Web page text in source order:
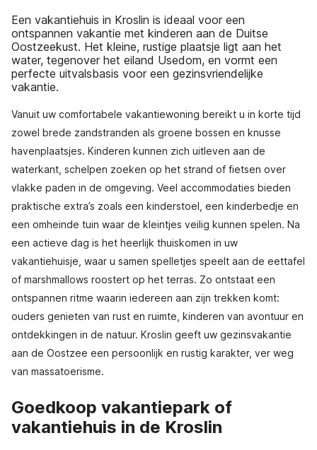
Een vakantiehuis in Kroslin is ideaal voor een
ontspannen vakantie met kinderen aan de Duitse
Oostzeekust. Het kleine, rustige plaatsje ligt aan het
water, tegenover het eiland Usedom, en vormt een
perfecte uitvalsbasis voor een gezinsvriendelijke
vakantie.
Vanuit uw comfortabele vakantiewoning bereikt u in korte tijd
zowel brede zandstranden als groene bossen en knusse
havenplaatsjes. Kinderen kunnen zich uitleven aan de
waterkant, schelpen zoeken op het strand of fietsen over
vlakke paden in de omgeving. Veel accommodaties bieden
praktische extra’s zoals een kinderstoel, een kinderbedje en
een omheinde tuin waar de kleintjes veilig kunnen spelen. Na
een actieve dag is het heerlijk thuiskomen in uw
vakantiehuisje, waar u samen spelletjes speelt aan de eettafel
of marshmallows roostert op het terras. Zo ontstaat een
ontspannen ritme waarin iedereen aan zijn trekken komt:
ouders genieten van rust en ruimte, kinderen van avontuur en
ontdekkingen in de natuur. Kroslin geeft uw gezinsvakantie
aan de Oostzee een persoonlijk en rustig karakter, ver weg
van massatoerisme.
Goedkoop vakantiepark of
vakantiehuis in de Kroslin